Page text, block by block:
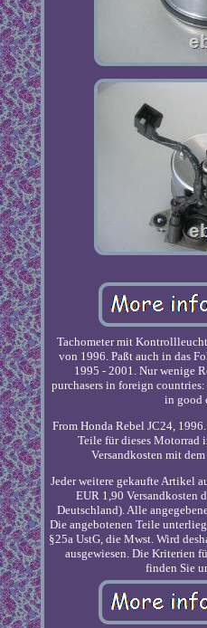
Tachometer mit
von 1996. Paßt auch in das
1995 - 2001. Nur wenige
purchasers in foreign
in good
From Honda Rebel JC24,
Teile für dieses Motorrad
Versandkosten mit
Jeder weitere gekaufte Artikel
EUR 1,90 Versandkosten
Deutschland). Alle
Die angebotenen Teile
§25a UstG, die Mwst. Wird
ausgewiesen. Die Kriterien
finden Sie